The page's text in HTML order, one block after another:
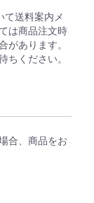
て送料案内メ
は商品注文時
があります。
ちください。
合、商品をお